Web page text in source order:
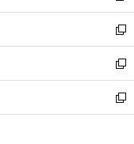
開
く
ウ
で
開
く
ン
ド
ウ
で
開
く
ウ
ィ
ン
ド
ウ
で
開
し
い
ウ
ィ
ン
ド
ウ
新
し
い
ウ
ィ
ン
新
し
い
ウ
新
し